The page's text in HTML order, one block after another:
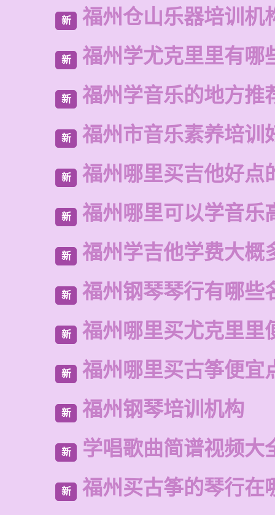
新 福州仓山乐器培训机
新 福州学尤克里里有哪
新 福州学音乐的地方推
新 福州市音乐素养培训
新 福州哪里买吉他好点
新 福州哪里可以学音乐
新 福州学吉他学费大概
新 福州钢琴琴行有哪些
新 福州哪里买尤克里里
新 福州哪里买古筝便宜
新 福州钢琴培训机构
新 学唱歌曲简谱视频大
新 福州买古筝的琴行在